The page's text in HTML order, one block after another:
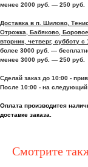
менее 2000 руб. — 250 руб.
Доставка в п. Шилово,
Отрожка, Бабяково,
вторник, четверг, субботу
более 3000 руб. —
менее 3000 руб. — 250 руб.
Сделай заказ до 10:00 -
После 10:00 - на следующий
Оплата производится
доставке заказа.
Смотрите